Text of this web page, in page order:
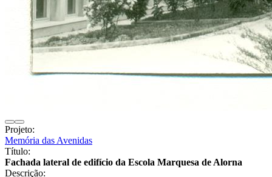
Projeto:
Memória das Avenidas
Título:
Fachada lateral de edifício da Escola Marquesa de Alorna
Descrição: